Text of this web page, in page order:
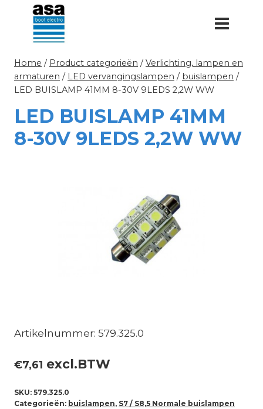
Doorgaan
inhoud
Home / Product categorieën / Verlichting, lampen en
armaturen / LED vervangingslampen / buislampen /
LED BUISLAMP 41MM 8-30V 9LEDS 2,2W WW
LED BUISLAMP 41MM
8-30V 9LEDS 2,2W WW
Artikelnummer: 579.325.0
€7,61 excl.BTW
SKU: 579.325.0
Categorieën: buislampen, S7 / S8,5 Normale buislampen